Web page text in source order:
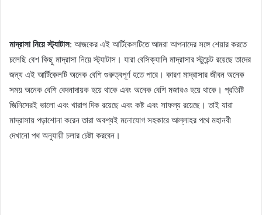
মাদ্রাসা নিয়ে স্ট্যাটাস: আজকের এই আর্টিকেলটিতে আমরা আপনাদের সঙ্গে শেয়ার করতে
চলেছি বেশ কিছু মাদ্রাসা নিয়ে স্ট্যাটাস। যারা বেসিক্যালি মাদ্রাসার স্টুডেন্ট রয়েছে তাদের
জন্য এই আর্টিকেলটি অনেক বেশি গুরুত্বপূর্ণ হতে পারে। কারণ মাদ্রাসার জীবন অনেক
সময় অনেক বেশি বেদনাদায়ক হয়ে থাকে এবং অনেক বেশি মজারও হয়ে থাকে। প্রতিটি
জিনিসেরই ভালো এবং খারাপ দিক রয়েছে এবং কষ্ট এবং সাফল্য রয়েছে। তাই যারা
মাদ্রাসায় পড়াশোনা করেন তারা অবশ্যই মনোযোগ সহকারে আল্লাহর পথে মহানবী
দেখানো পথ অনুযায়ী চলার চেষ্টা করবেন।